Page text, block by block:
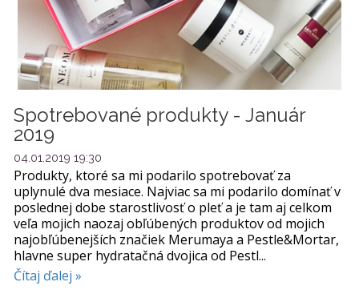
Spotrebované produkty - Január
2019
04.01.2019 19:30
Produkty, ktoré sa mi podarilo spotrebovať za
uplynulé dva mesiace. Najviac sa mi podarilo domínať v
poslednej dobe starostlivosť o pleť a je tam aj celkom
veľa mojich naozaj obľúbených produktov od mojich
najobľúbenejších značiek Merumaya a Pestle&Mortar,
hlavne super hydratačná dvojica od Pestl...
Čítaj ďalej »